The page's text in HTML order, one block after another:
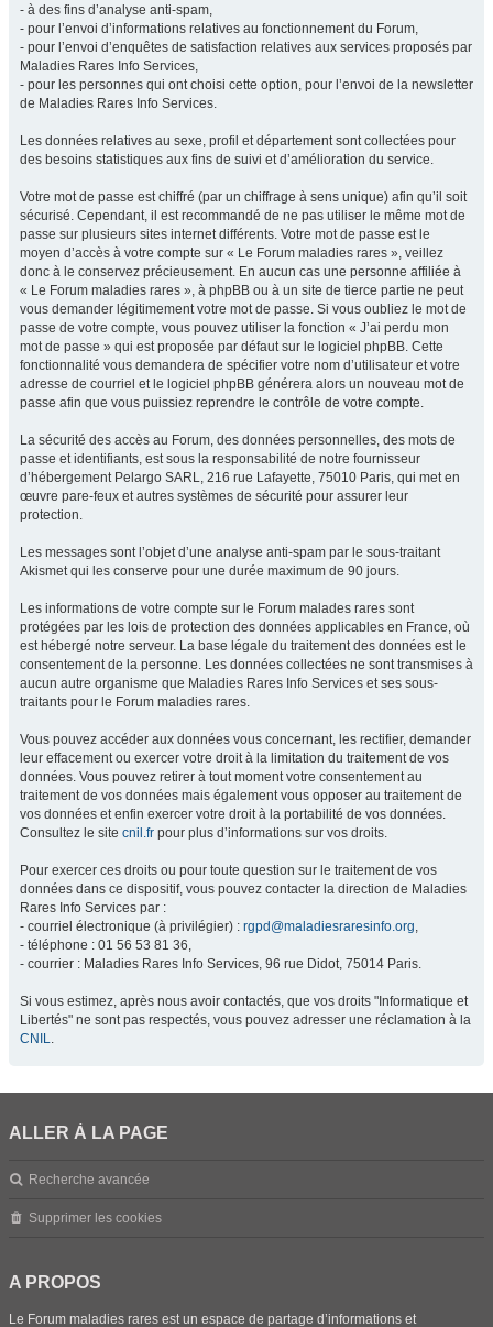
- à des fins d’analyse anti-spam,
- pour l’envoi d’informations relatives au fonctionnement du Forum,
- pour l’envoi d’enquêtes de satisfaction relatives aux services proposés par
Maladies Rares Info Services,
- pour les personnes qui ont choisi cette option, pour l’envoi de la newsletter
de Maladies Rares Info Services.
Les données relatives au sexe, profil et département sont collectées pour
des besoins statistiques aux fins de suivi et d’amélioration du service.
Votre mot de passe est chiffré (par un chiffrage à sens unique) afin qu’il soit
sécurisé. Cependant, il est recommandé de ne pas utiliser le même mot de
passe sur plusieurs sites internet différents. Votre mot de passe est le
moyen d’accès à votre compte sur « Le Forum maladies rares », veillez
donc à le conservez précieusement. En aucun cas une personne affiliée à
« Le Forum maladies rares », à phpBB ou à un site de tierce partie ne peut
vous demander légitimement votre mot de passe. Si vous oubliez le mot de
passe de votre compte, vous pouvez utiliser la fonction « J’ai perdu mon
mot de passe » qui est proposée par défaut sur le logiciel phpBB. Cette
fonctionnalité vous demandera de spécifier votre nom d’utilisateur et votre
adresse de courriel et le logiciel phpBB générera alors un nouveau mot de
passe afin que vous puissiez reprendre le contrôle de votre compte.
La sécurité des accès au Forum, des données personnelles, des mots de
passe et identifiants, est sous la responsabilité de notre fournisseur
d’hébergement Pelargo SARL, 216 rue Lafayette, 75010 Paris, qui met en
œuvre pare-feux et autres systèmes de sécurité pour assurer leur
protection.
Les messages sont l’objet d’une analyse anti-spam par le sous-traitant
Akismet qui les conserve pour une durée maximum de 90 jours.
Les informations de votre compte sur le Forum malades rares sont
protégées par les lois de protection des données applicables en France, où
est hébergé notre serveur. La base légale du traitement des données est le
consentement de la personne. Les données collectées ne sont transmises à
aucun autre organisme que Maladies Rares Info Services et ses sous-
traitants pour le Forum maladies rares.
Vous pouvez accéder aux données vous concernant, les rectifier, demander
leur effacement ou exercer votre droit à la limitation du traitement de vos
données. Vous pouvez retirer à tout moment votre consentement au
traitement de vos données mais également vous opposer au traitement de
vos données et enfin exercer votre droit à la portabilité de vos données.
Consultez le site cnil.fr pour plus d’informations sur vos droits.
Pour exercer ces droits ou pour toute question sur le traitement de vos
données dans ce dispositif, vous pouvez contacter la direction de Maladies
Rares Info Services par :
- courriel électronique (à privilégier) : rgpd@maladiesraresinfo.org,
- téléphone : 01 56 53 81 36,
- courrier : Maladies Rares Info Services, 96 rue Didot, 75014 Paris.
Si vous estimez, après nous avoir contactés, que vos droits "Informatique et
Libertés" ne sont pas respectés, vous pouvez adresser une réclamation à la
CNIL.
ALLER À LA PAGE
Recherche avancée
Supprimer les cookies
A PROPOS
Le Forum maladies rares est un espace de partage d’informations et